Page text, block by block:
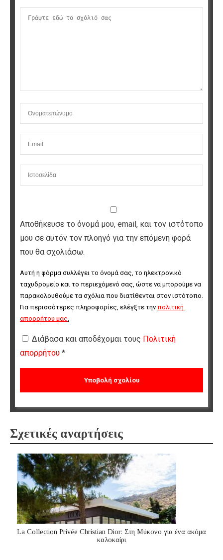
Αποθήκευσε το όνομά μου, email, και τον ιστότοπο
μου σε αυτόν τον πλοηγό για την επόμενη φορά
που θα σχολιάσω.
Αυτή η φόρμα συλλέγει το όνομά σας, το ηλεκτρονικό
ταχυδρομείο και το περιεχόμενό σας, ώστε να μπορούμε να
παρακολουθούμε τα σχόλια που διατίθενται στον ιστότοπο.
Για περισσότερες πληροφορίες, ελέγξτε την πολιτική
απορρήτου μας
Διάβασα και αποδέχομαι τους Πολιτική
απορρήτου *
Σχετικές αναρτήσεις
La Collection Privée Christian Dior: Στη Μύκονο για ένα ακόμα
καλοκαίρι